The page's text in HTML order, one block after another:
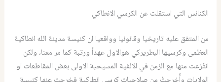
الكنائس التي استقلت عن الكرسي الانطاكي
من المتفق عليه تاريخيا وقانونيا وواقعيا ان كنيسة مدينة الله انطاكية
العظمى وكرسيها البطريركي هوالاول عهداً ورتبة كما مر معنا، ولكن
انتُزعت منها مع الزمن في الالفية المسيحية الاولى بعض المقاطعات او